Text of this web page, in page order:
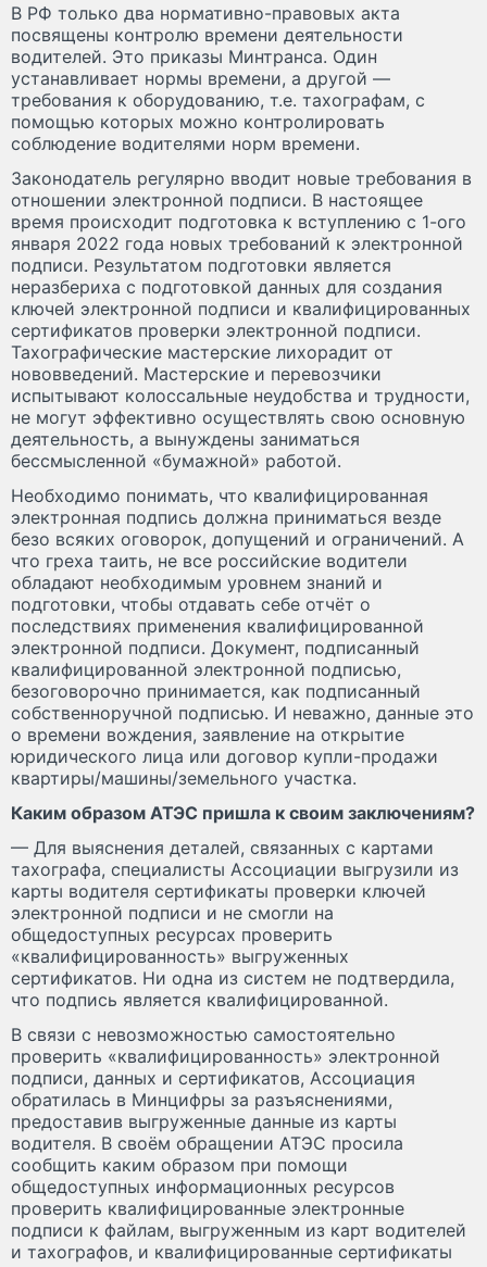
В РФ только два нормативно-правовых акта
посвящены контролю времени деятельности
водителей. Это приказы Минтранса. Один
устанавливает нормы времени, а другой —
требования к оборудованию, т.е. тахографам, с
помощью которых можно контролировать
соблюдение водителями норм времени.
Законодатель регулярно вводит новые требования в
отношении электронной подписи. В настоящее
время происходит подготовка к вступлению с 1-ого
января 2022 года новых требований к электронной
подписи. Результатом подготовки является
неразбериха с подготовкой данных для создания
ключей электронной подписи и квалифицированных
сертификатов проверки электронной подписи.
Тахографические мастерские лихорадит от
нововведений. Мастерские и перевозчики
испытывают колоссальные неудобства и трудности,
не могут эффективно осуществлять свою основную
деятельность, а вынуждены заниматься
бессмысленной «бумажной» работой.
Необходимо понимать, что квалифицированная
электронная подпись должна приниматься везде
безо всяких оговорок, допущений и ограничений. А
что греха таить, не все российские водители
обладают необходимым уровнем знаний и
подготовки, чтобы отдавать себе отчёт о
последствиях применения квалифицированной
электронной подписи. Документ, подписанный
квалифицированной электронной подписью,
безоговорочно принимается, как подписанный
собственноручной подписью. И неважно, данные это
о времени вождения, заявление на открытие
юридического лица или договор купли-продажи
квартиры/машины/земельного участка.
Каким образом АТЭС пришла к своим заключениям?
— Для выяснения деталей, связанных с картами
тахографа, специалисты Ассоциации выгрузили из
карты водителя сертификаты проверки ключей
электронной подписи и не смогли на
общедоступных ресурсах проверить
«квалифицированность» выгруженных
сертификатов. Ни одна из систем не подтвердила,
что подпись является квалифицированной.
В связи с невозможностью самостоятельно
проверить «квалифицированность» электронной
подписи, данных и сертификатов, Ассоциация
обратилась в Минцифры за разъяснениями,
предоставив выгруженные данные из карты
водителя. В своём обращении АТЭС просила
сообщить каким образом при помощи
общедоступных информационных ресурсов
проверить квалифицированные электронные
подписи к файлам, выгруженным из карт водителей
и тахографов, и квалифицированные сертификаты